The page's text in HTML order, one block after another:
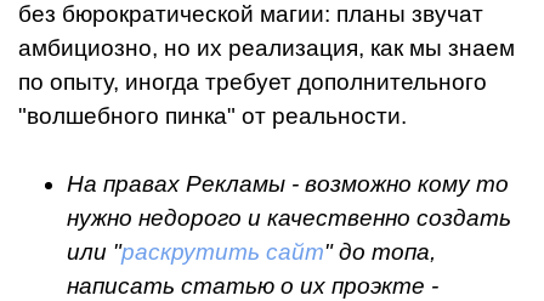
без бюрократической магии: планы звучат
амбициозно, но их реализация, как мы знаем
по опыту, иногда требует дополнительного
"волшебного пинка" от реальности.
На правах Рекламы - возможно кому то
нужно недорого и качественно создать
или "раскрутить сайт" до топа,
написать статью о их проэкте -